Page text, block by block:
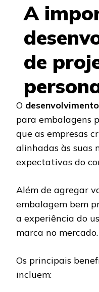
A
de
O
para embalagens
que as empresas
alinhadas às suas
expectativas do
Além de agregar
embalagem bem
a experiência do
marca no mercado.
Os principais
incluem: